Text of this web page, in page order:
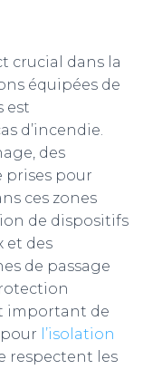
crucial dans la
équipées de
est
d’incendie.
des
prises pour
ces zones
de dispositifs
et des
de passage
important de
l’isolation
respectent les